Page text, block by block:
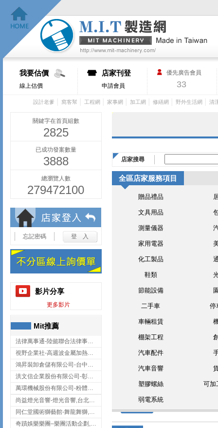
我要估價
線上估價
店家刊登
申請會員
優先廣告會員
33
設計老爹 窩客幫 工程網 家事網 加工網 修繕網 野外生活網 清
關鍵字在首頁組數
2825
已成功發案數量
3888
總瀏覽人數
279472100
忘記密碼
影片分享
更多影片
Mit推薦
法律萬事通-陸懿聯合法律事務所
視野企業社-高週波金屬加熱設備,彰化高週波金屬加熱設備
鴻昇裝卸倉儲有限公司-台中貨櫃裝卸
洪文信企業股份有限公司-彰化鋅合金鑄造,彰化五金加工,彰化五金配件
萬環機械股份有限公司-粉體塗裝設備,輸送機,輸送機設備,台南輸送機
尚益燈光音響-燈光音響,台北燈光音響,台北燈光音響出租
同仁堂國術獅藝館-舞龍舞獅,台中舞龍舞獅
奇蹟娛樂樂團–樂團活動企劃,台中樂團表演,台中婚禮樂團
店家搜尋
全區店家服務項目
贈品禮品
文具用品
測量儀器
家用電器
化工製品
鞋類
節能設備
二手車 停
車輛租賃
棚架工程
汽車配件
汽車音響
塑膠螺絲 可加
弱電系統